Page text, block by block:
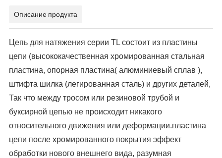
Описание продукта
Цепь для натяжения серии TL состоит из пластины
цепи (высококачественная хромированная стальная
пластина, опорная пластина( алюминиевый сплав ),
штифта шилка (легированная сталь) и других деталей,
Так что между тросом или резиновой трубой и
буксирной цепью не происходит никакого
относительного движения или деформации.пластина
цепи после хромированного покрытия эффект
обработки нового внешнего вида, разумная